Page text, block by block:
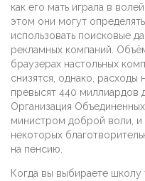
как его мать играла в
этом они могут
использовать поисковые
рекламных компаний.
браузерах настольных
снизятся, однако,
превысят 440 миллиардов
Организация
министром доброй воли, и
некоторых
на пенсию.
Когда вы выбираете школу